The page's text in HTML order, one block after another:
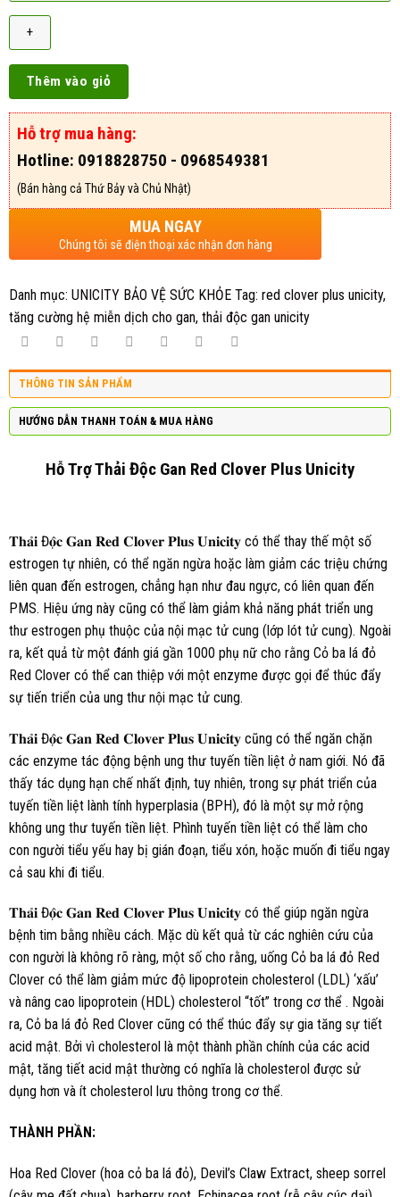
Thêm vào giỏ
Hỗ trợ mua hàng:
Hotline: 0918828750 - 0968549381
(Bán hàng cả Thứ Bảy và Chủ Nhật)
MUA NGAY
Chúng tôi sẽ điện thoại xác nhận đơn hàng
Danh mục: UNICITY BẢO VỆ SỨC KHỎE Tag: red clover plus unicity,
tăng cường hệ miễn dịch cho gan, thải độc gan unicity
THÔNG TIN SẢN PHẨM
HƯỚNG DẪN THANH TOÁN & MUA HÀNG
Hỗ Trợ Thải Độc Gan Red Clover Plus Unicity
𝐓𝐡𝐚̉𝐢 Đ𝐨̣̂𝐜 𝐆𝐚𝐧 𝐑𝐞𝐝 𝐂𝐥𝐨𝐯𝐞𝐫 𝐏𝐥𝐮𝐬 𝐔𝐧𝐢𝐜𝐢𝐭𝐲 có thể thay thế một số
estrogen tự nhiên, có thể ngăn ngừa hoặc làm giảm các triệu chứng
liên quan đến estrogen, chẳng hạn như đau ngực, có liên quan đến
PMS. Hiệu ứng này cũng có thể làm giảm khả năng phát triển ung
thư estrogen phụ thuộc của nội mạc tử cung (lớp lót tử cung). Ngoài
ra, kết quả từ một đánh giá gần 1000 phụ nữ cho rằng Cỏ ba lá đỏ
Red Clover có thể can thiệp với một enzyme được gọi để thúc đẩy
sự tiến triển của ung thư nội mạc tử cung.
𝐓𝐡𝐚̉𝐢 Đ𝐨̣̂𝐜 𝐆𝐚𝐧 𝐑𝐞𝐝 𝐂𝐥𝐨𝐯𝐞𝐫 𝐏𝐥𝐮𝐬 𝐔𝐧𝐢𝐜𝐢𝐭𝐲 cũng có thể ngăn chặn
các enzyme tác động bệnh ung thư tuyến tiền liệt ở nam giới. Nó đã
thấy tác dụng hạn chế nhất định, tuy nhiên, trong sự phát triển của
tuyến tiền liệt lành tính hyperplasia (BPH), đó là một sự mở rộng
không ung thư tuyến tiền liệt. Phình tuyến tiền liệt có thể làm cho
con người tiểu yếu hay bị gián đoạn, tiểu xón, hoặc muốn đi tiểu ngay
cả sau khi đi tiểu.
𝐓𝐡𝐚̉𝐢 Đ𝐨̣̂𝐜 𝐆𝐚𝐧 𝐑𝐞𝐝 𝐂𝐥𝐨𝐯𝐞𝐫 𝐏𝐥𝐮𝐬 𝐔𝐧𝐢𝐜𝐢𝐭𝐲 có thể giúp ngăn ngừa
bệnh tim bằng nhiều cách. Mặc dù kết quả từ các nghiên cứu của
con người là không rõ ràng, một số cho rằng, uống Cỏ ba lá đỏ Red
Clover có thể làm giảm mức độ lipoprotein cholesterol (LDL) ‘xấu’
và nâng cao lipoprotein (HDL) cholesterol “tốt” trong cơ thể . Ngoài
ra, Cỏ ba lá đỏ Red Clover cũng có thể thúc đẩy sự gia tăng sự tiết
acid mật. Bởi vì cholesterol là một thành phần chính của các acid
mật, tăng tiết acid mật thường có nghĩa là cholesterol được sử
dụng hơn và ít cholesterol lưu thông trong cơ thể.
THÀNH PHẦN:
Hoa Red Clover (hoa cỏ ba lá đỏ), Devil’s Claw Extract, sheep sorrel